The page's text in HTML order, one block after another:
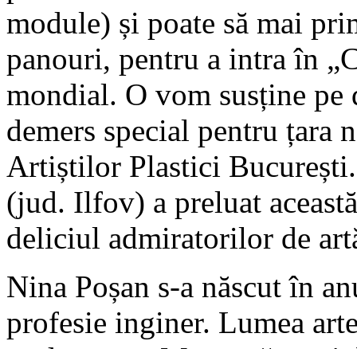
module) și poate să mai
panouri, pentru a intra în
mondial. O vom susține pe
demers special pentru țara
Artiștilor Plastici
(jud. Ilfov) a preluat
deliciul admiratorilor de
Nina Poșan s-a născut în
profesie inginer. Lumea